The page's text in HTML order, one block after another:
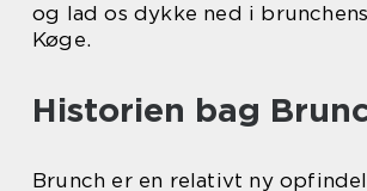
og lad os dykke ned i
Køge.
Historien bag
Brunch er en relativt ny